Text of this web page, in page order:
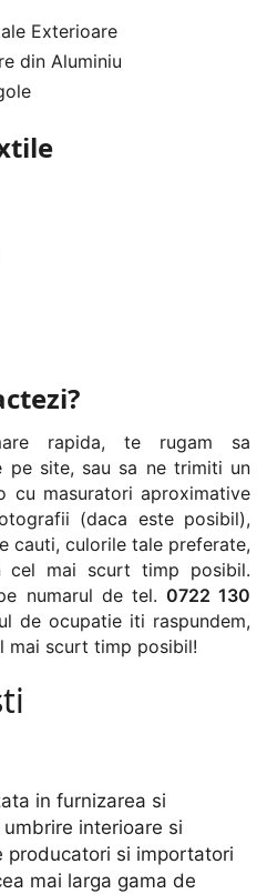
Exterioare
din Aluminiu
rapida, te rugam sa
pe site, sau sa ne trimiti un
cu masuratori aproximative
(daca este posibil),
cauti, culorile tale preferate,
cel mai scurt timp posibil.
numarul de tel. 0722 130
de ocupatie iti raspundem,
mai scurt timp posibil!
in furnizarea si
interioare si
producatori si importatori
mai larga gama de